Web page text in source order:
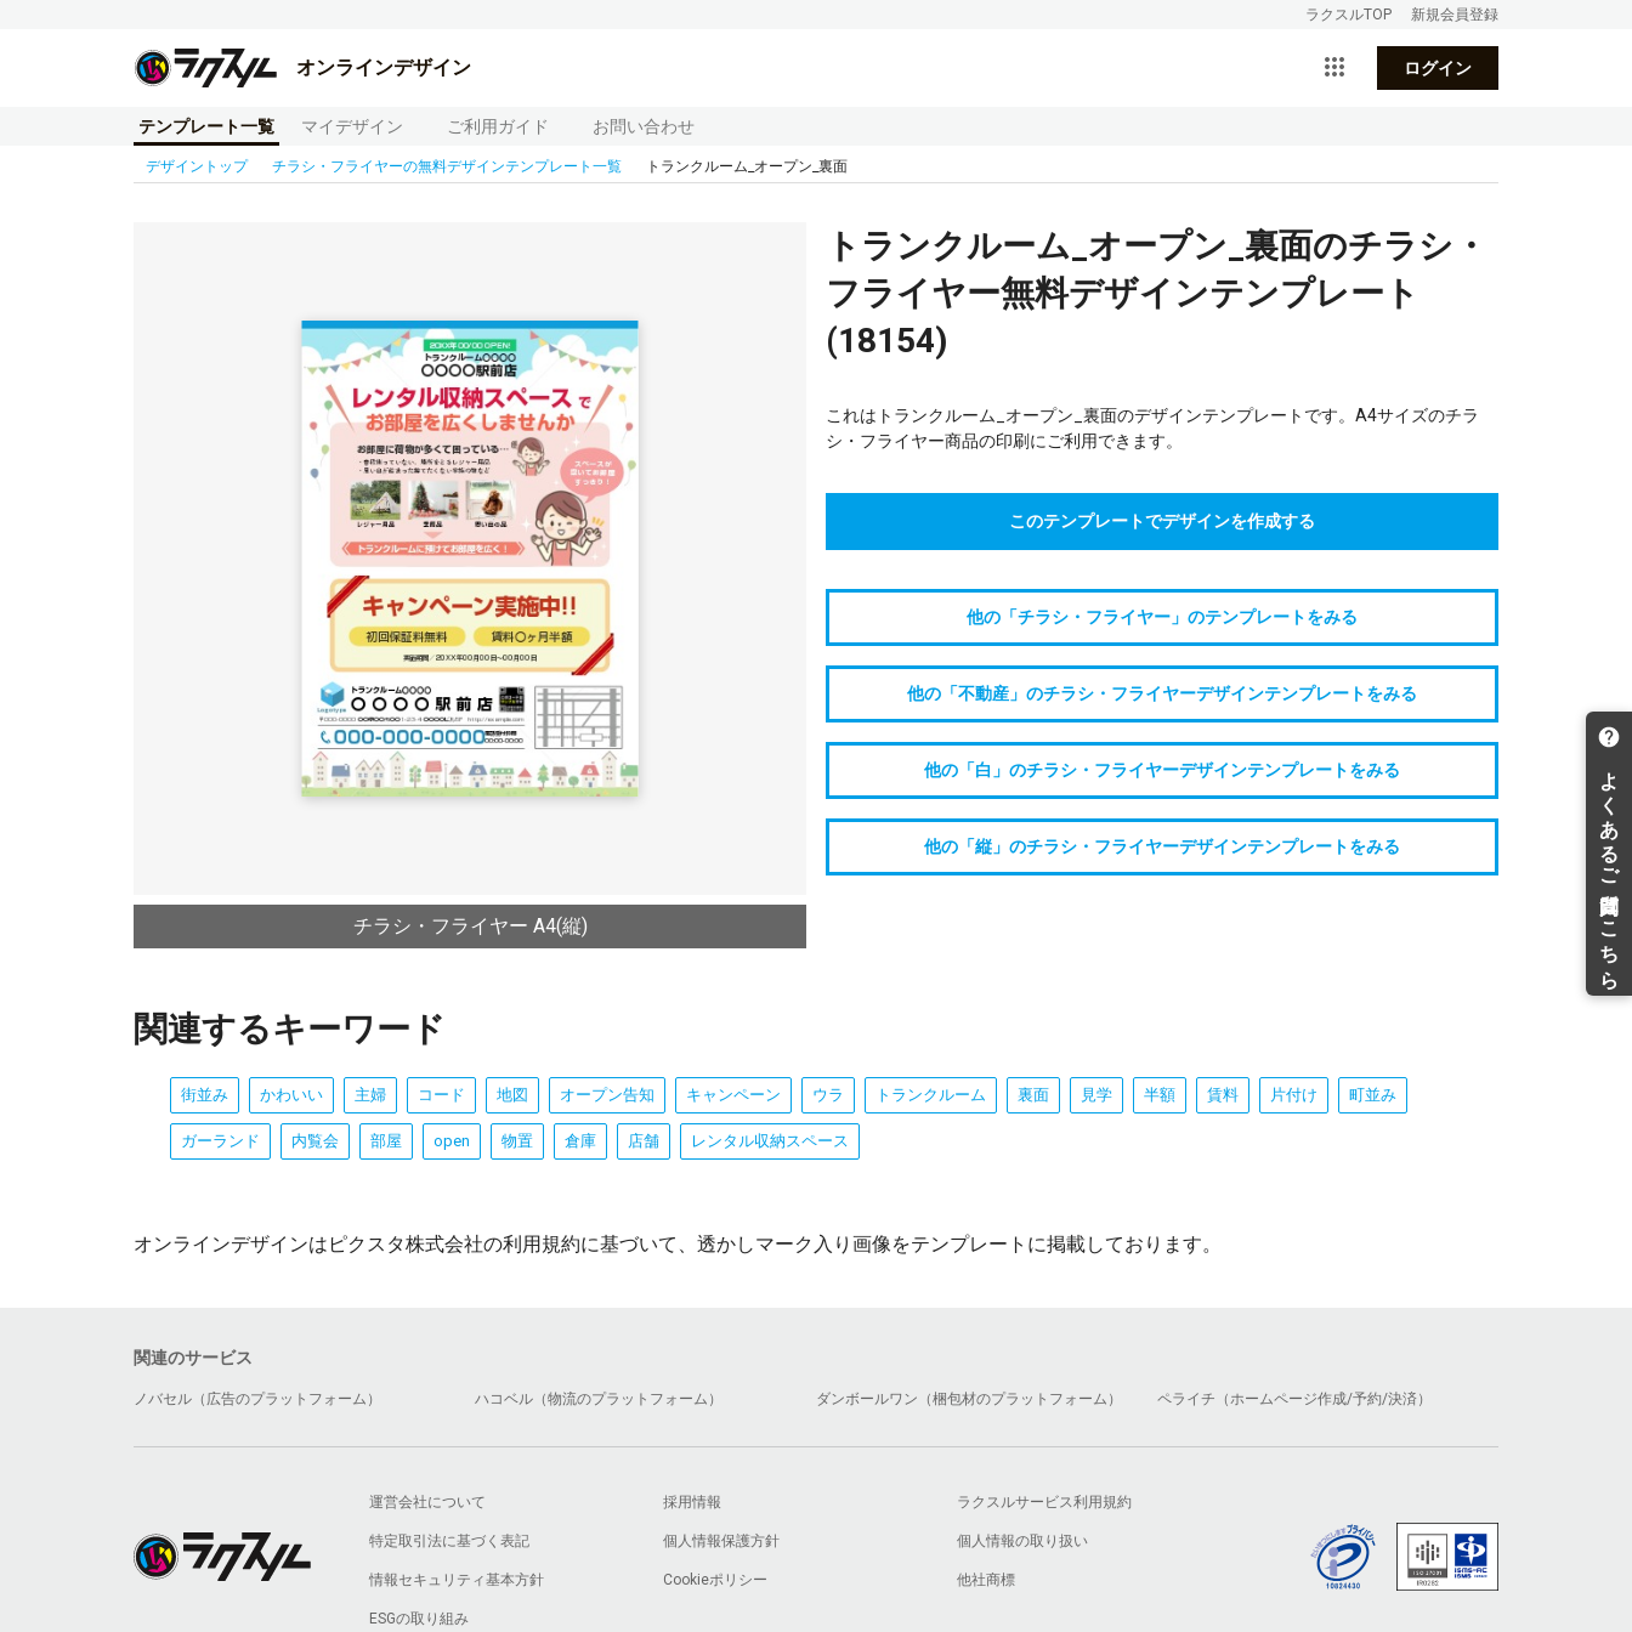
ラクスルTOP 新規会員登録
オンラインデザイン ログイン
テンプレート一覧 マイデザイン ご利用ガイド お問い合わせ
デザイントップ チラシ・フライヤーの無料デザインテンプレート一覧 トランクルーム_オープン_裏面
チラシ・フライヤー A4(縦)
トランクルーム_オープン_裏面のチラシ・
フライヤー無料デザインテンプレート
(18154)
これはトランクルーム_オープン_裏面のデザインテンプレートです。A4サイズのチラ
シ・フライヤー商品の印刷にご利用できます。
このテンプレートでデザインを作成する
他の「チラシ・フライヤー」のテンプレートをみる
他の「不動産」のチラシ・フライヤーデザインテンプレートをみる
他の「白」のチラシ・フライヤーデザインテンプレートをみる
他の「縦」のチラシ・フライヤーデザインテンプレートをみる
関連するキーワード
街並み かわいい 主婦 コード 地図 オープン告知 キャンペーン ウラ トランクルーム 裏面 見学 半額 賃料 片付け 町並み
ガーランド 内覧会 部屋 open 物置 倉庫 店舗 レンタル収納スペース
オンラインデザインはピクスタ株式会社の利用規約に基づいて、透かしマーク入り画像をテンプレートに掲載しております。
関連のサービス
ノバセル（広告のプラットフォーム） ハコベル（物流のプラットフォーム） ダンボールワン（梱包材のプラットフォーム） ペライチ（ホームページ作成/予約/決済）
運営会社について 採用情報 ラクスルサービス利用規約
特定取引法に基づく表記 個人情報保護方針 個人情報の取り扱い
情報セキュリティ基本方針 Cookieポリシー 他社商標
ESGの取り組み